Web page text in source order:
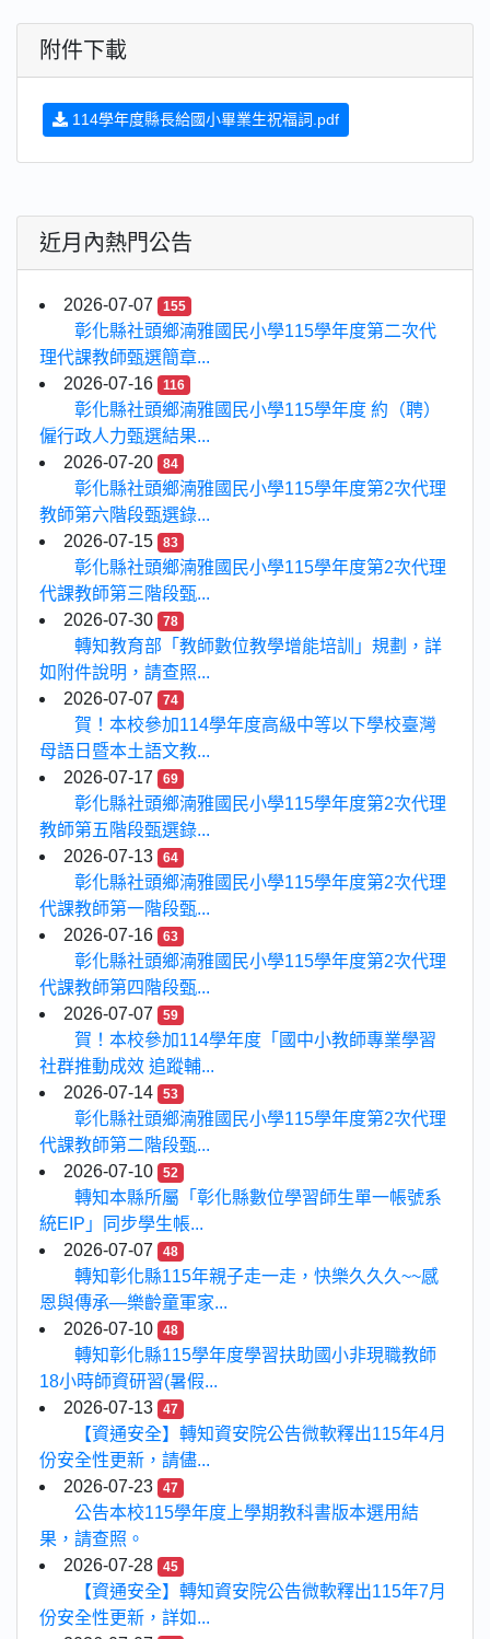
附件下載
114學年度縣長給國小畢業生祝福詞.pdf
近月內熱門公告
2026-07-07 155
彰化縣社頭鄉湳雅國民小學115學年度第二次代
理代課教師甄選簡章...
2026-07-16
116
彰化縣社頭鄉湳雅國民小學115學年度 約（聘）
僱行政人力甄選結果...
2026-07-20
84
彰化縣社頭鄉湳雅國民小學115學年度第2次代理
教師第六階段甄選錄...
2026-07-15
83
彰化縣社頭鄉湳雅國民小學115學年度第2次代理
代課教師第三階段甄...
2026-07-30
78
轉知教育部「教師數位教學增能培訓」規劃，詳
如附件說明，請查照...
2026-07-07
74
賀！本校參加114學年度高級中等以下學校臺灣
母語日暨本土語文教...
2026-07-17
69
彰化縣社頭鄉湳雅國民小學115學年度第2次代理
教師第五階段甄選錄...
2026-07-13
64
彰化縣社頭鄉湳雅國民小學115學年度第2次代理
代課教師第一階段甄...
2026-07-16
63
彰化縣社頭鄉湳雅國民小學115學年度第2次代理
代課教師第四階段甄...
2026-07-07
59
賀！本校參加114學年度「國中小教師專業學習
社群推動成效 追蹤輔...
2026-07-14
53
彰化縣社頭鄉湳雅國民小學115學年度第2次代理
代課教師第二階段甄...
2026-07-10
52
轉知本縣所屬「彰化縣數位學習師生單一帳號系
統EIP」同步學生帳...
2026-07-07
48
轉知彰化縣115年親子走一走，快樂久久久~~感
恩與傳承—樂齡童軍家...
2026-07-10
48
轉知彰化縣115學年度學習扶助國小非現職教師
18小時師資研習(暑假...
2026-07-13
47
【資通安全】轉知資安院公告微軟釋出115年4月
份安全性更新，請儘...
2026-07-23
47
公告本校115學年度上學期教科書版本選用結
果，請查照。
2026-07-28
45
【資通安全】轉知資安院公告微軟釋出115年7月
份安全性更新，詳如...